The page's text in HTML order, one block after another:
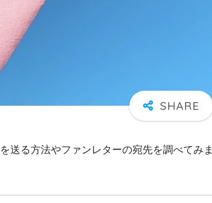
送る方法やファンレターの宛先を調べてみま